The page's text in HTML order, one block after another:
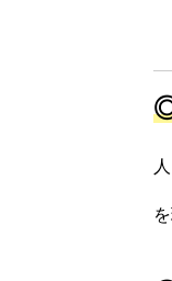
個人情報保護方針